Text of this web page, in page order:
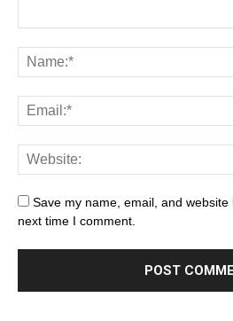
Save my name, email, and
next time I comment.